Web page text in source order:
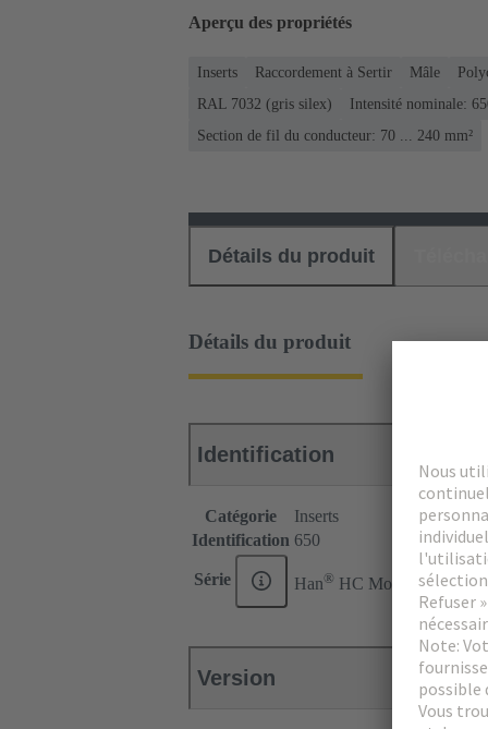
Aperçu des propriétés
Inserts Raccordement à Sertir Mâle
RAL 7032 (gris silex)
Intensité nominale:
Section de fil du conducteur: 70 ... 240 mm²
Détails du produit
Détails du produit
Identification
Catégorie
Inserts
Identification 650
Série Han® HC Modular
Version